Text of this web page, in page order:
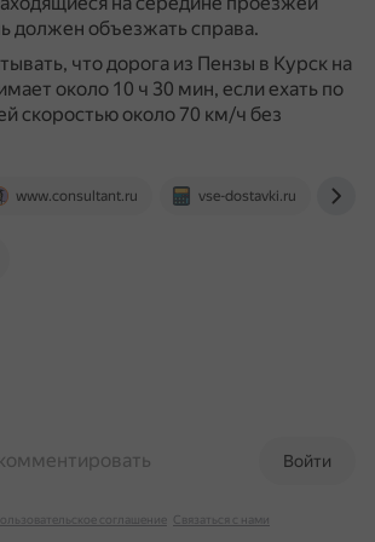
должен объезжать справа.
что дорога из Пензы в Курск на
около 10 ч 30 мин, если ехать по
скоростью около 70 км/ч без
www.consultant.ru vse-dostavki.ru
Войти
соглашение Связаться с нами